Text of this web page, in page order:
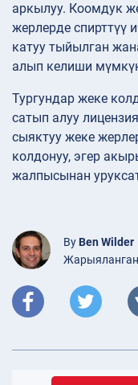
аркылуу. Коомдук
жерлерде спирттүү
катуу тыйылган
алып келиши
Тургундар жеке
сатып алуу
сыяктуу жеке
колдонуу, эгер
жалпысынан
By Ben Wilder
Жарыяланган